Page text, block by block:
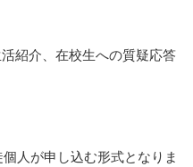
紹介、在校生への質疑応答
人が申し込む形式となりま